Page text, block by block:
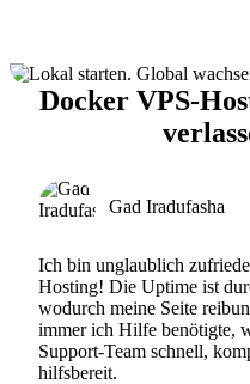
Docker VPS-
Gad Iradufasha
Ich bin unglaublich
Hosting! Die Uptime ist
wodurch meine Seite
immer ich Hilfe benötigte,
Support-Team schnell,
hilfsbereit.